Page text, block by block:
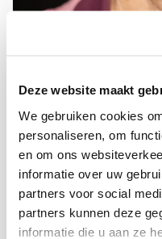
Deze website maakt
We gebruiken cookies
personaliseren, om
en om ons
informatie over uw
partners voor social
partners kunnen deze
informatie die u aan ze
Direct contact?